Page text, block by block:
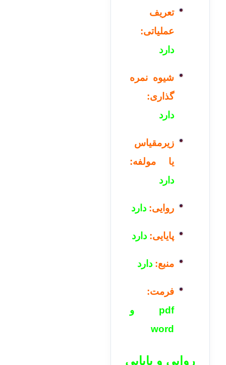
تعریف
عملیاتی:
دارد
شیوه نمره
گذاری:
دارد
زیرمقیاس
یا مولفه:
دارد
روایی: دارد
پایایی: دارد
منبع: دارد
فرمت:
pdf و
word
روایی و پایایی